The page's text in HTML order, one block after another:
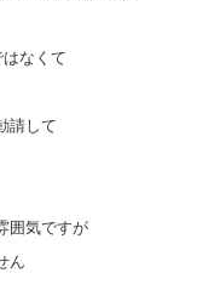
なくて
請して
囲気ですが
ん